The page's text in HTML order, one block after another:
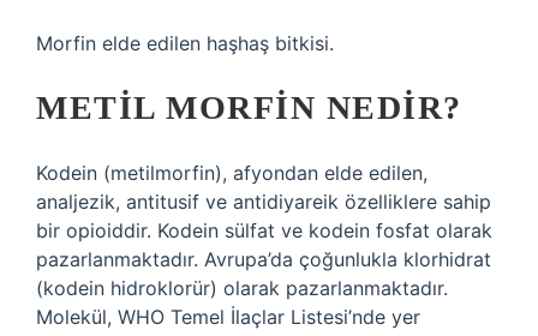
Morfin elde edilen haşhaş bitkisi.
METIL MORFIN NEDIR?
Kodein (metilmorfin), afyondan elde edilen,
analjezik, antitusif ve antidiyareik özelliklere sahip
bir opioiddir. Kodein sülfat ve kodein fosfat olarak
pazarlanmaktadır. Avrupa’da çoğunlukla klorhidrat
(kodein hidroklorür) olarak pazarlanmaktadır.
Molekül, WHO Temel İlaçlar Listesi’nde yer